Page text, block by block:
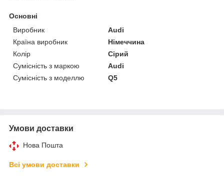
Основні
Виробник
Audi
Країна виробник
Німеччина
Колір
Сірий
Сумісність з маркою
Audi
Сумісність з моделлю
Q5
Умови доставки
Нова Пошта
Всі умови доставки